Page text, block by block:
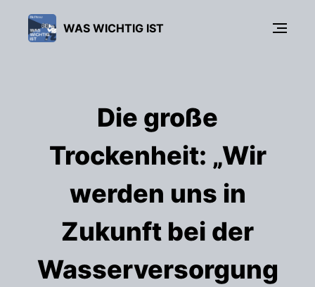
WAS WICHTIG IST
Die große
Trockenheit: „Wir
werden uns in
Zukunft bei der
Wasserversorgung